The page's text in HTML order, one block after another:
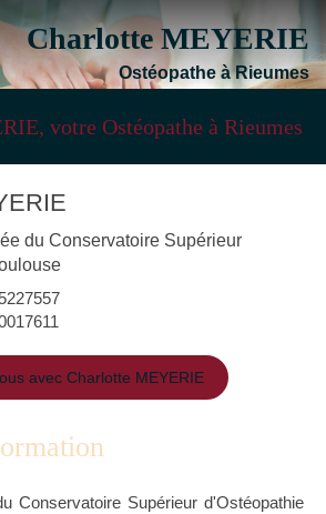
Charlotte MEYERIE
Ostéopathe à Rieumes
votre Ostéopathe à Rieumes
du Conservatoire Supérieur
avec Charlotte MEYERIE
Conservatoire Supérieur d'Ostéopathie